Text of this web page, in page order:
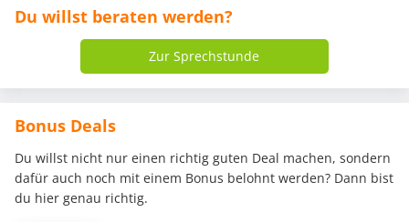
Du willst beraten werden?
Zur Sprechstunde
Bonus Deals
Du willst nicht nur einen richtig guten Deal machen, sondern
dafür auch noch mit einem Bonus belohnt werden? Dann bist
du hier genau richtig.